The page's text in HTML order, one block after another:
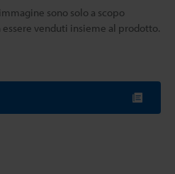
sono solo a scopo
venduti insieme al prodotto.